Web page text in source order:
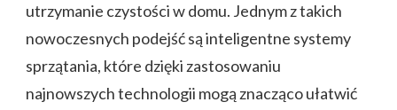
utrzymanie czystości w domu. Jednym z takich
nowoczesnych podejść są inteligentne systemy
sprzątania, które dzięki zastosowaniu
najnowszych technologii mogą znacząco ułatwić